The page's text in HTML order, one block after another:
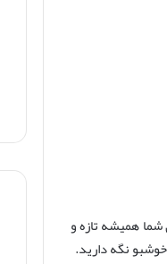
همیشه تازه و
نگه دارید.